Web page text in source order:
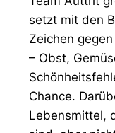
setzt mit den
Zeichen
– Obst,
Chance.
Lebensmittel,